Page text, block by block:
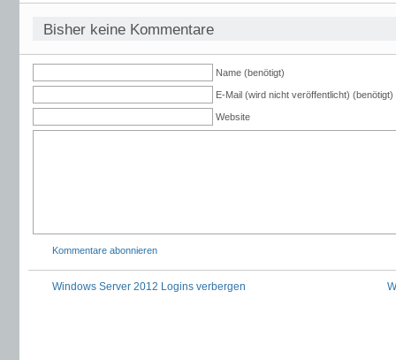
Bisher keine Kommentare
Name (benötigt)
E-Mail (wird nicht veröffentlicht) (benötigt)
Website
Kommentare abonnieren
Windows Server 2012 Logins verbergen